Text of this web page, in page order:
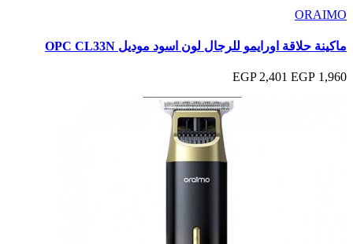
ORAIMO
ماكينة حلاقة اورايمو للرجال لون اسود موديل OPC CL33N
1,960 EGP
2,401 EGP